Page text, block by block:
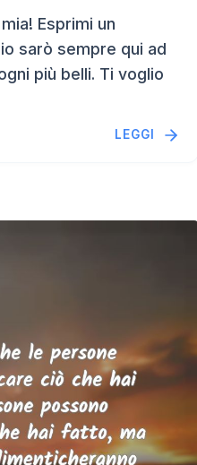
Esprimi un
sarò sempre qui ad
più belli. Ti voglio
LEGGI